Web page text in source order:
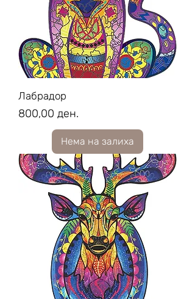
Лабрадор
Price
800,00 ден.
Нема на залиха